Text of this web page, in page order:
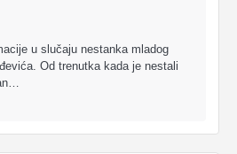
u slučaju nestanka mladog
Od trenutka kada je nestali